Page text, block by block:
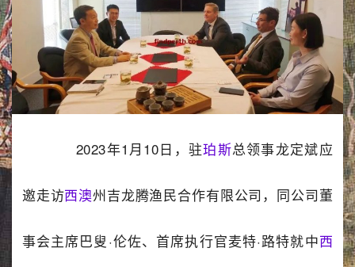
2023年1月10日，驻珀斯总领事龙定斌应
邀走访西澳州吉龙腾渔民合作有限公司，同公司董
事会主席巴叟·伦佐、首席执行官麦特·路特就中西